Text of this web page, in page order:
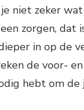
niet zeker
zorgen,
in op de
de voor-
hebt om de